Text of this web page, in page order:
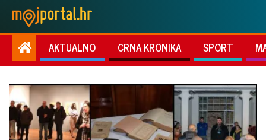
AKTUALNO CRNA KRONIKA SPORT